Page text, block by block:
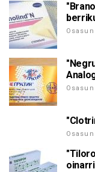
Osasun
Osasun
Osasun